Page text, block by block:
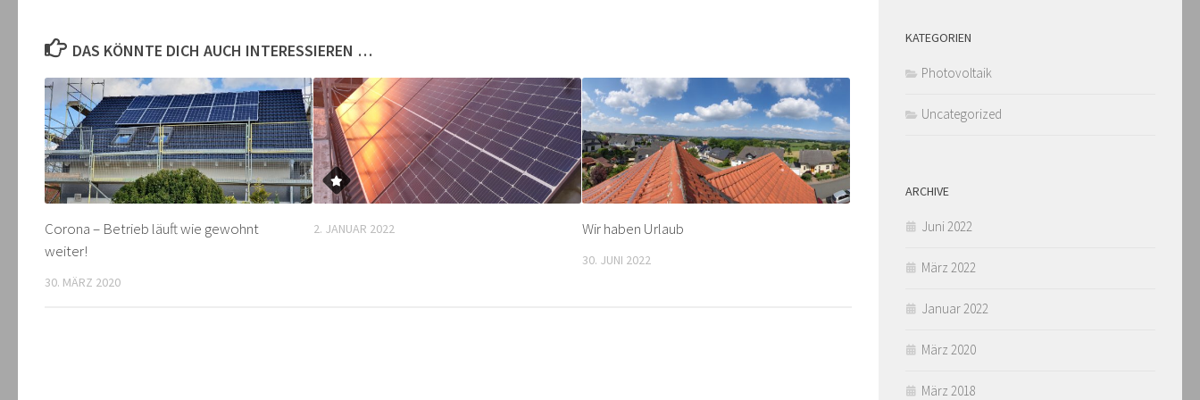
DAS KÖNNTE DICH AUCH INTERESSIEREN …
Corona – Betrieb läuft wie gewohnt
weiter!
30. MÄRZ 2020
2. JANUAR 2022 Wir haben Urlaub
30. JUNI 2022
KATEGORIEN
Photovoltaik
Uncategorized
ARCHIVE
Juni 2022
März 2022
Januar 2022
März 2020
März 2018